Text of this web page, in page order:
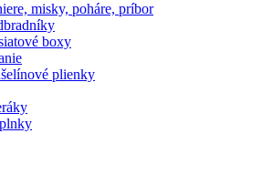
misky, poháre, príbor
boxy
plienky